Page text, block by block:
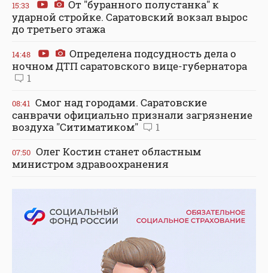
15:33
От "буранного полустанка" к
ударной стройке. Саратовский вокзал вырос
до третьего этажа
14:48
Определена подсудность дела о
ночном ДТП саратовского вице-губернатора
1
08:41 Смог над городами. Саратовские
санврачи официально признали загрязнение
воздуха "Ситиматиком"
1
07:50 Олег Костин станет областным
министром здравоохранения